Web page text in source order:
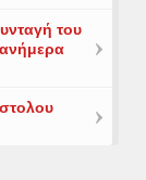
του